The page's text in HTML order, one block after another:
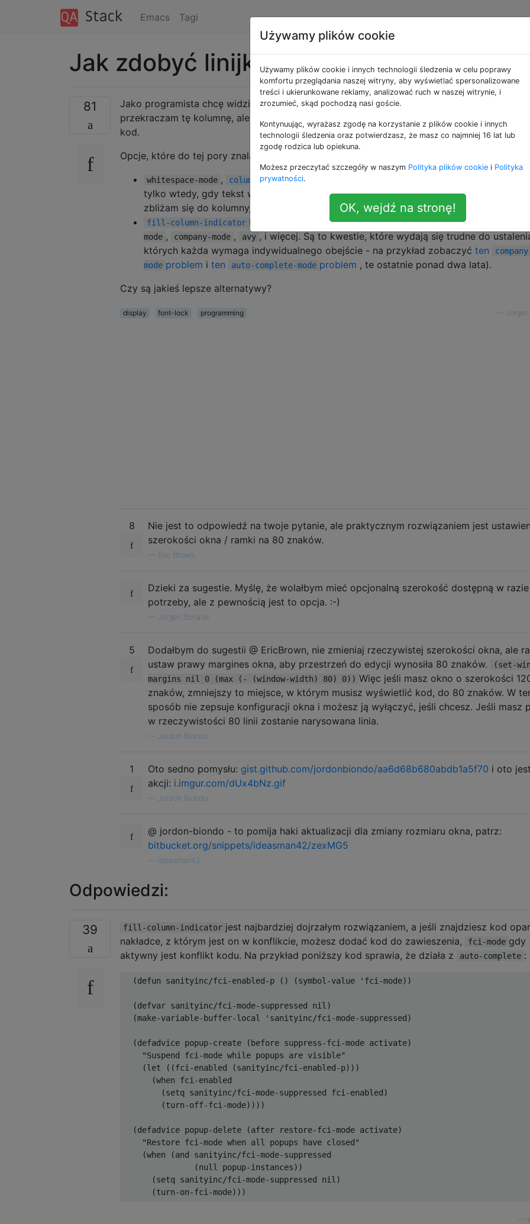
Emacs Tagi
Jak zdobyć linijkę w kolumnie 80?
81
Jako programista chcę widzieć linijkę w określonej kolumnie (zwykle 80), więc widzę, kiedy
przekraczam tę kolumnę, ale także, jak się do niej zbliżam, aby móc wcześniej sformatować
kod.
Opcje, które do tej pory znalazłem, nie pozwalają osiągnąć tego celu:
whitespace-mode , column-enforce-mode
tylko wtedy, gdy tekst w wierszu już minął fill-column . Chciałbym zobaczyć, kiedy
zbliżam się do kolumny, nie tylko kiedy ją przekraczam.
fill-column-indicator byłoby to dobre rozwiązanie, oprócz tego, że łamie
auto-
mode , company-mode , avy , i więcej. Są to kwestie, które wydają się trudne do
których każda wymaga indywidualnego obejście - na przykład zobaczyć ten
mode problem i ten auto-complete-mode problem , te ostatnie ponad dwa lata).
Czy są jakieś lepsze alternatywy?
display font-lock programming
8
Nie jest to odpowiedź na twoje pytanie, ale praktycznym rozwiązaniem jest
szerokości okna / ramki na 80 znaków.
Eric Brown,
Dzieki za sugestie. Myślę, że wolałbym mieć opcjonalną szerokość dostępną w razie
potrzeby, ale z pewnością jest to opcja. :-)
Jorgen Schäfer
5
Dodałbym do sugestii @ EricBrown, nie zmieniaj rzeczywistej szerokości okna, ale
ustaw prawy margines okna, aby przestrzeń do edycji wynosiła 80 znaków.
(set-
margins nil 0 (max (- (window-width) 80) 0)) Więc jeśli masz okno o szerokości
znaków, zmniejszy to miejsce, w którym musisz wyświetlić kod, do 80 znaków. W
sposób nie zepsuje konfiguracji okna i możesz ją wyłączyć, jeśli chcesz. Jeśli masz
w rzeczywistości 80 linii zostanie narysowana linia.
Jordon Biondo
1 Oto sedno pomysłu: gist.github.com/jordonbiondo/aa6d68b680abdb1a5f70 i oto
akcji: i.imgur.com/dUx4bNz.gif
Jordon Biondo
@ jordon-biondo - to pomija haki aktualizacji dla zmiany rozmiaru okna, patrz:
bitbucket.org/snippets/ideasman42/zexMG5
ideasman42
Odpowiedzi:
39 fill-column-indicator jest najbardziej dojrzałym rozwiązaniem, a jeśli znajdziesz kod
nakładce, z którym jest on w konflikcie, możesz dodać kod do zawieszenia,
fci-mode gdy
aktywny jest konflikt kodu. Na przykład poniższy kod sprawia, że ​​działa z
auto-complete :
  (defun sanityinc/fci-enabled-p () (symbol-value 'fci-mode))
  (defvar sanityinc/fci-mode-suppressed nil)
  (make-variable-buffer-local 'sanityinc/fci-mode-suppressed)
  (defadvice popup-create (before suppress-fci-mode activate)
    "Suspend fci-mode while popups are visible"
    (let ((fci-enabled (sanityinc/fci-enabled-p)))
      (when fci-enabled
        (setq sanityinc/fci-mode-suppressed fci-enabled)
        (turn-off-fci-mode))))
  (defadvice popup-delete (after restore-fci-mode activate)
    "Restore fci-mode when all popups have closed"
    (when (and sanityinc/fci-mode-suppressed
               (null popup-instances))
      (setq sanityinc/fci-mode-suppressed nil)
Używamy plików cookie
Używamy plików cookie i innych technologii śledzenia w celu poprawy
komfortu przeglądania naszej witryny, aby wyświetlać spersonalizowane
treści i ukierunkowane reklamy, analizować ruch w naszej witrynie, i
zrozumieć, skąd pochodzą nasi goście.
Kontynuując, wyrażasz zgodę na korzystanie z plików cookie i innych
technologii śledzenia oraz potwierdzasz, że masz co najmniej 16 lat lub
zgodę rodzica lub opiekuna.
Możesz przeczytać szczegóły w naszym Polityka plików cookie i Polityka
prywatności.
OK, wejdź na stronę!